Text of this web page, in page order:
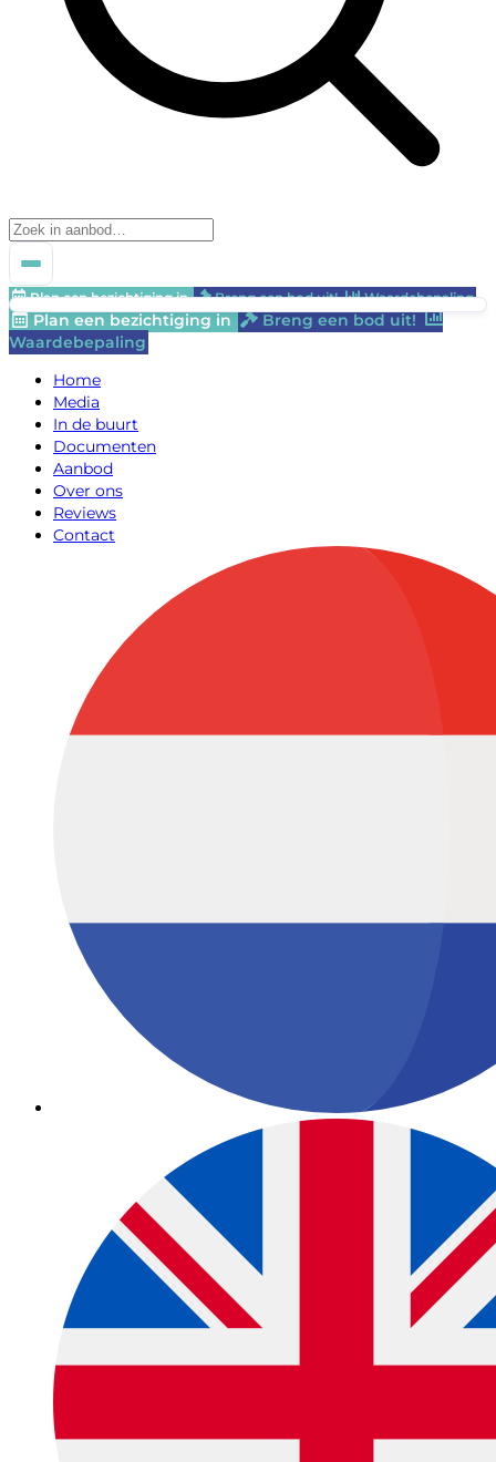
Plan een bezichtiging in Breng een bod uit! Waardebepaling
Plan een bezichtiging in
Breng een bod uit!
Waardebepaling
Home
Media
In de buurt
Documenten
Aanbod
Over ons
Reviews
Contact